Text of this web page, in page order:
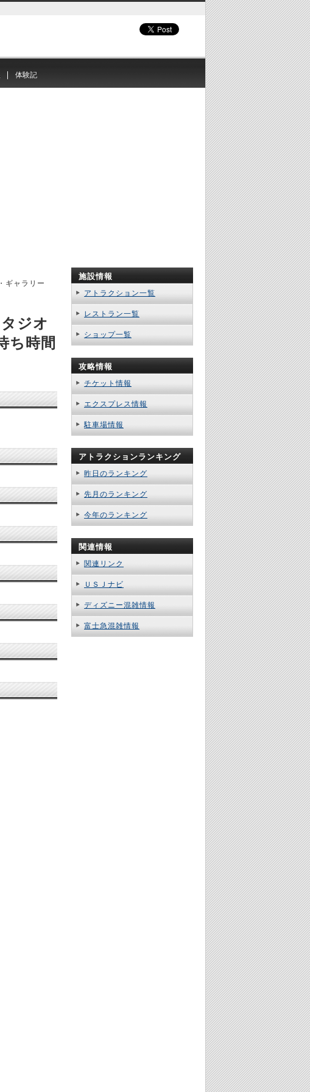
体験記
ギャラリー
ジオ
ち時間
施設情報
アトラクション一覧
レストラン一覧
ショップ一覧
攻略情報
チケット情報
エクスプレス情報
駐車場情報
アトラクションランキング
昨日のランキング
先月のランキング
今年のランキング
関連情報
関連リンク
ＵＳＪナビ
ディズニー混雑情報
富士急混雑情報